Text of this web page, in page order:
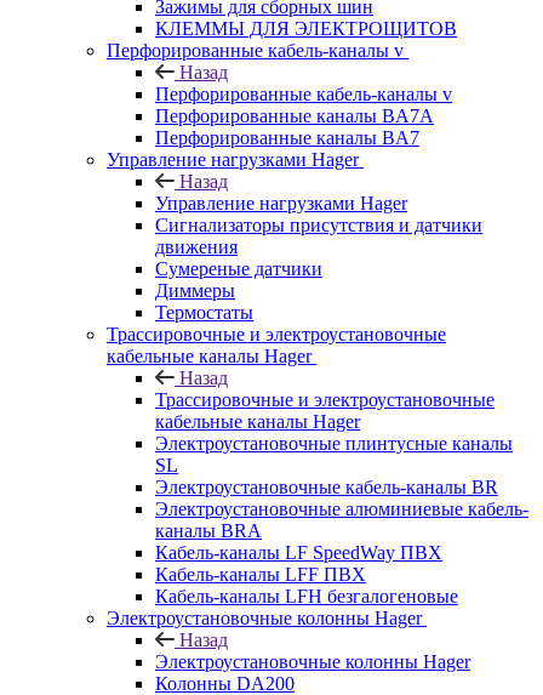
Зажимы для сборных шин
КЛЕММЫ ДЛЯ ЭЛЕКТРОЩИТОВ
Перфорированные кабель-каналы v
Назад
Перфорированные кабель-каналы v
Перфорированные каналы BA7A
Перфорированные каналы BA7
Управление нагрузками Hager
Назад
Управление нагрузками Hager
Сигнализаторы присутствия и датчики
движения
Сумереные датчики
Диммеры
Термостаты
Трассировочные и электроустановочные
кабельные каналы Hager
Назад
Трассировочные и электроустановочные
кабельные каналы Hager
Электроустановочные плинтусные каналы
SL
Электроустановочные кабель-каналы BR
Электроустановочные алюминиевые кабель-
каналы BRA
Кабель-каналы LF SpeedWay ПВХ
Кабель-каналы LFF ПВХ
Кабель-каналы LFH безгалогеновые
Электроустановочные колонны Hager
Назад
Электроустановочные колонны Hager
Колонны DA200